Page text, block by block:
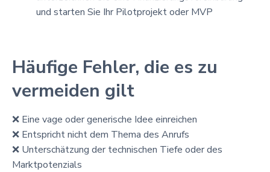
und starten Sie Ihr Pilotprojekt oder MVP
Häufige Fehler, die es zu
vermeiden gilt
❌ Eine vage oder generische Idee einreichen
❌ Entspricht nicht dem Thema des Anrufs
❌ Unterschätzung der technischen Tiefe oder des
Marktpotenzials